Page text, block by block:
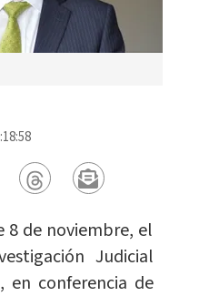
8 de noviembre, el
Judicial
en conferencia de